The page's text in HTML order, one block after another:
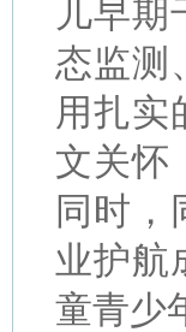
儿早期
态监测
用扎实
文关怀
同时
业护航
童青少